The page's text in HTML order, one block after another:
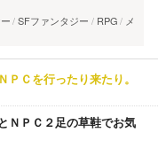
SFファンタジー RPG
メ
ＰＣを行ったり来たり。
ＮＰＣ２足の草鞋でお気